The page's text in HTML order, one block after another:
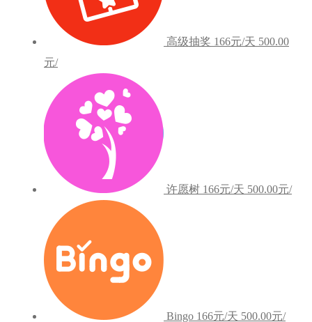
高级抽奖 166元/天 500.00
元/
许愿树 166元/天 500.00元/
Bingo 166元/天 500.00元/